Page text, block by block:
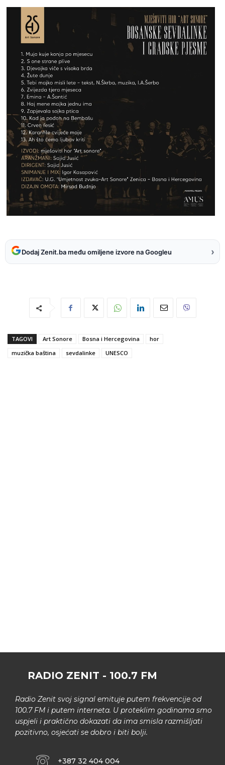
Dodaj Zenit.ba među omiljene izvore na Googleu ›
TAGOVI Art Sonore Bosna i Hercegovina
hor
muzička baština
sevdalinke UNESCO
RADIO ZENIT - 100.7 FM
Radio Zenit svoj signal emituje putem frekvencije od
100.7 FM i putem interneta. U proteklim godinama smo
uspjeli i praktično dokazati da ima smisla razmišljati
pozitivno, osjećati se dobro i biti bolji.
+387 32 404 004